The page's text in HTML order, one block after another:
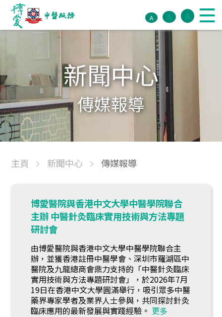
A A A
新聞中心
傳媒報導
主頁 新聞中心 傳媒報導
博愛醫院與香港中文大學中醫學院聯合
主辦 中醫針灸臨床實用技術與方法專題
研討會
由博愛醫院與香港中文大學中醫學院聯合主
辦，並獲香港註冊中醫學會、深圳市羅湖區中
醫院及九龍總商會鼎力支持的「中醫針灸臨床
實用技術與方法專題研討會」，於2026年7月
19日在香港中文大學圓滿舉行，吸引眾多中醫
藥界專家學者及業界人士參與，共同探討針灸
臨床應用的最新發展與實踐經驗。 更多